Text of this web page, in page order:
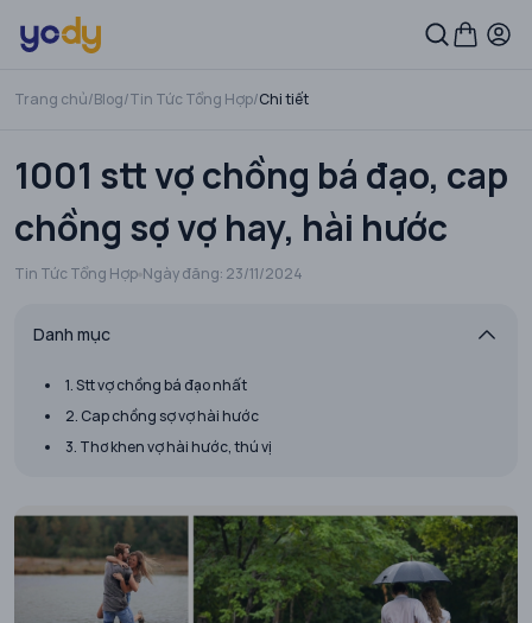
Trang chủ/Blog/Tin Tức Tổng Hợp/Chi tiết
1001 stt vợ chồng bá đạo, cap
chồng sợ vợ hay, hài hước
Tin Tức Tổng Hợp Ngày đăng: 23/11/2024
Danh mục
1. Stt vợ chồng bá đạo nhất
2. Cap chồng sợ vợ hài hước
3. Thơ khen vợ hài hước, thú vị